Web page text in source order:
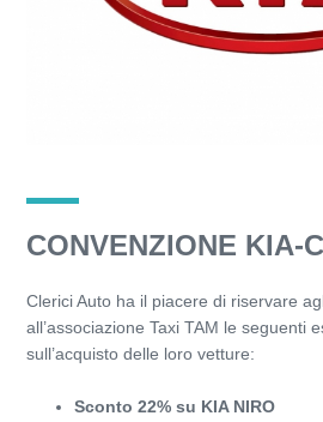
CONVENZIONE KIA-
Clerici Auto ha il piacere di riservare
all’associazione Taxi TAM le seguenti
sull’acquisto delle loro vetture:
Sconto 22% su KIA NIRO